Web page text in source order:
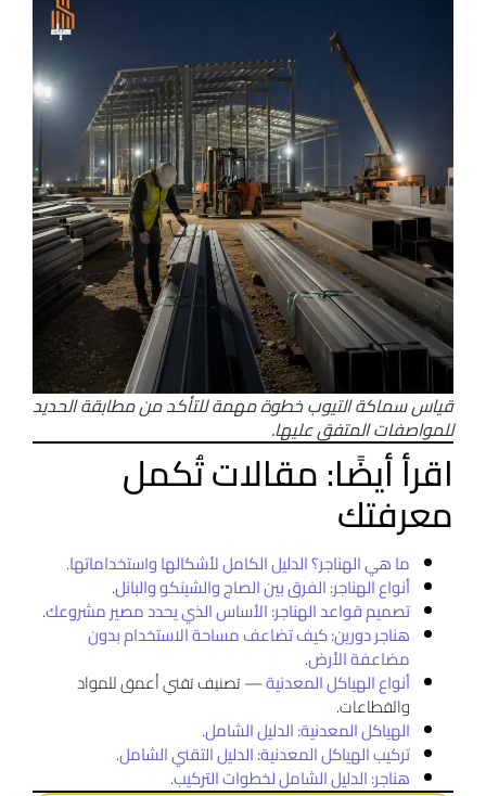
قياس سماكة التيوب خطوة مهمة للتأكد من مطابقة الحديد
للمواصفات المتفق عليها.
اقرأ أيضًا: مقالات تُكمل
معرفتك
ما هي الهناجر؟ الدليل الكامل لأشكالها واستخداماتها.
أنواع الهناجر: الفرق بين الصاج والشينكو والبانل.
تصميم قواعد الهناجر: الأساس الذي يحدد مصير مشروعك.
هناجر دورين: كيف تضاعف مساحة الاستخدام بدون
مضاعفة الأرض.
أنواع الهياكل المعدنية— تصنيف تقني أعمق للمواد
والقطاعات.
الهياكل المعدنية: الدليل الشامل.
تركيب الهياكل المعدنية: الدليل التقني الشامل.
هناجر: الدليل الشامل لخطوات التركيب.